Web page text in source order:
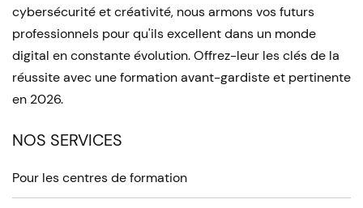
cybersécurité et créativité, nous armons vos futurs
professionnels pour qu'ils excellent dans un monde
digital en constante évolution. Offrez-leur les clés de la
réussite avec une formation avant-gardiste et pertinente
en 2026.
NOS SERVICES
Pour les centres de formation